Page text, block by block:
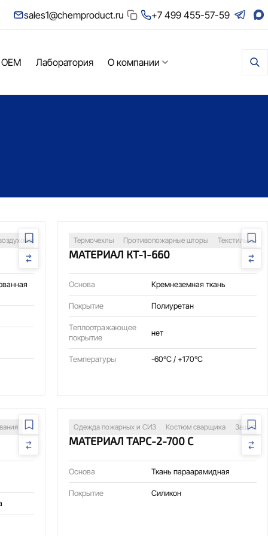
sales1@chemproduct.ru +7 499 455-57-59
Лаборатория О компании
Защита оборудования
Сварочные посты Изоляция трубопроводов Тканевые
Термочехлы Противопожарные шторы Текстильные
МАТЕРИАЛ КТ-1-660
Основа Кремнеземная ткань
Покрытие Полиуретан
Теплоотражающее
покрытие
нет
Температуры -60°C / +170°C
Одежда пожарных и СИЗ Костюм сварщика Защита
МАТЕРИАЛ ТАРС-2-700 С
Основа Ткань параарамидная
Покрытие Силикон